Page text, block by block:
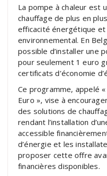
La pompe à chaleur est
chauffage de plus en
efficacité énergétique
environnemental. En
possible d’installer une
pour seulement 1 euro
certificats d’économie
Ce programme, appelé «
Euro », vise à
des solutions de
rendant l’installation
accessible
d’énergie et les
proposer cette offre
financières disponibles.